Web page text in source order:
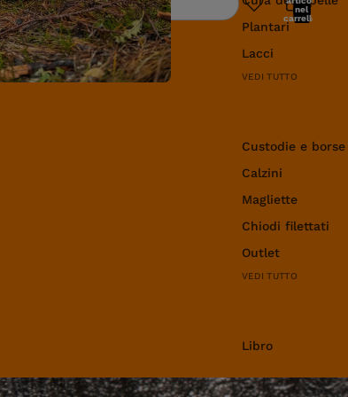
Plantari
Lacci
VEDI TUTTO
Custodie e
Calzini
Magliette
Chiodi filettati
Outlet
VEDI TUTTO
Libro
Ricerca
nel
carrello: